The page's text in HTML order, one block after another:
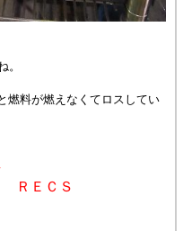
。
燃料が燃えなくてロスしてい
ＲＥＣＳ